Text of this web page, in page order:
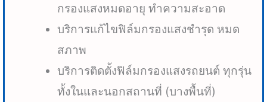
กรองแสงหมดอายุ ทำความสะอาด
บริการแก้ไขฟิล์มกรองแสงชำรุด หมด
สภาพ
บริการติดตั้งฟิล์มกรองแสงรถยนต์ ทุกรุ่น
ทั้งในและนอกสถานที่ (บางพื้นที่)